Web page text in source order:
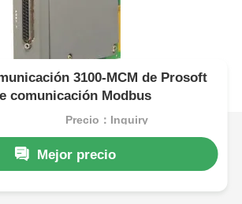
3100-MCM de Prosoft
comunicación Modbus
Precio：Inquiry
Mejor precio